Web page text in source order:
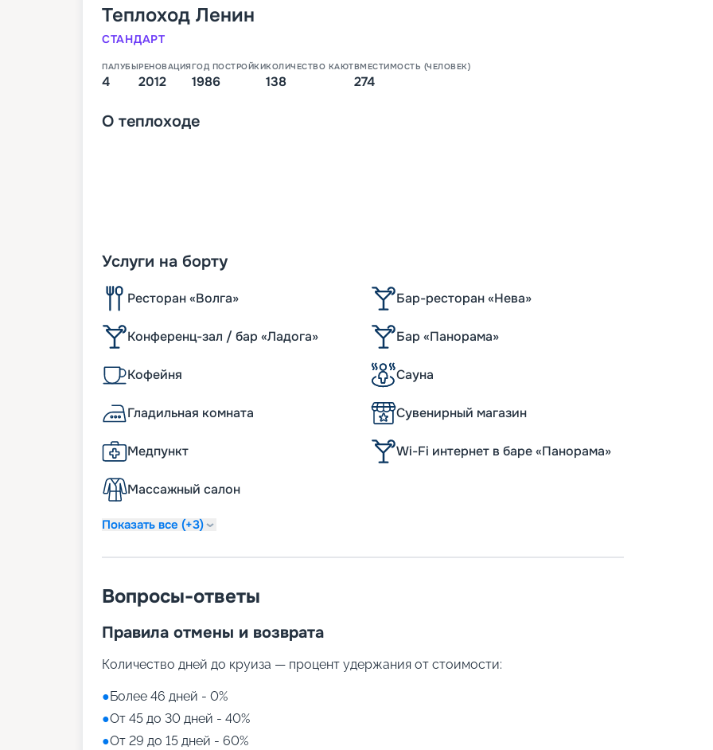
Теплоход Ленин
СТАНДАРТ
ПАЛУБЫ
4
РЕНОВАЦИЯ
2012
ГОД ПОСТРОЙКИ
1986
КОЛИЧЕСТВО КАЮТ
138
ВМЕСТИМОСТЬ (ЧЕЛОВЕК)
274
О теплоходе
Услуги на борту
Ресторан «Волга» Бар-ресторан «Нева»
Конференц-зал / бар «Ладога» Бар «Панорама»
Кофейня Сауна
Гладильная комната Сувенирный магазин
Медпункт Wi-Fi интернет в баре «Панорама»
Массажный салон
Показать все (+3)
Вопросы-ответы
Правила отмены и возврата
Количество дней до круиза — процент удержания от стоимости:
●Более 46 дней - 0%
●От 45 до 30 дней - 40%
●От 29 до 15 дней - 60%